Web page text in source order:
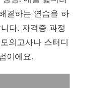
결하는 연습을 하
다. 자격증 과정
의고사나 스터디
이에요.